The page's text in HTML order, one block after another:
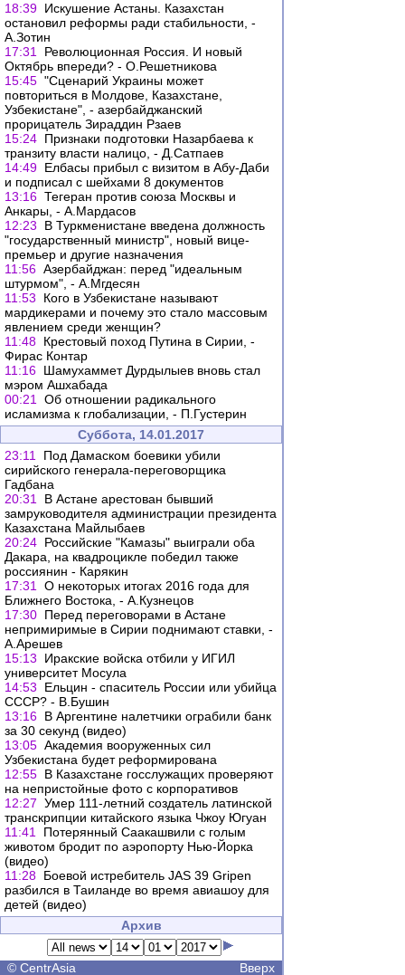
18:39 Искушение Астаны. Казахстан
остановил реформы ради стабильности, -
А.Зотин
17:31
Революционная Россия. И новый
Октябрь впереди? - О.Решетникова
15:45 "Сценарий Украины может
повториться в Молдове, Казахстане,
Узбекистане", - азербайджанский
прорицатель Зираддин Рзаев
15:24 Признаки подготовки Назарбаева к
транзиту власти налицо, - Д.Сатпаев
14:49 Елбасы прибыл с визитом в Абу-Даби
и подписал с шейхами 8 документов
13:16 Тегеран против союза Москвы и
Анкары, - А.Мардасов
12:23
В Туркменистане введена должность
"государственный министр", новый вице-
премьер и другие назначения
11:56 Азербайджан: перед "идеальным
штурмом", - А.Мгдесян
11:53
Кого в Узбекистане называют
мардикерами и почему это стало массовым
явлением среди женщин?
11:48 Крестовый поход Путина в Сирии, -
Фирас Контар
11:16 Шамухаммет Дурдылыев вновь стал
мэром Ашхабада
00:21
Об отношении радикального
исламизма к глобализации, - П.Густерин
Суббота, 14.01.2017
23:11
Под Дамаском боевики убили
сирийского генерала-переговорщика
Гадбана
20:31
В Астане арестован бывший
замруководителя администрации президента
Казахстана Майлыбаев
20:24 Российские "Камазы" выиграли оба
Дакара, на квадроцикле победил также
россиянин - Карякин
17:31
О некоторых итогах 2016 года для
Ближнего Востока, - А.Кузнецов
17:30 Перед переговорами в Астане
непримиримые в Сирии поднимают ставки, -
А.Арешев
15:13
Иракские войска отбили у ИГИЛ
университет Мосула
14:53
Ельцин - спаситель России или убийца
СССР? - В.Бушин
13:16 В Аргентине налетчики ограбили банк
за 30 секунд (видео)
13:05 Академия вооруженных сил
Узбекистана будет реформирована
12:55 В Казахстане госслужащих проверяют
на непристойные фото с корпоративов
12:27 Умер 111-летний создатель латинской
транскрипции китайского языка Чжоу Югуан
11:41
Потерянный Саакашвили с голым
животом бродит по аэропорту Нью-Йорка
(видео)
11:28 Боевой истребитель JAS 39 Gripen
разбился в Таиланде во время авиашоу для
детей (видео)
Архив
© CentrAsia Вверх